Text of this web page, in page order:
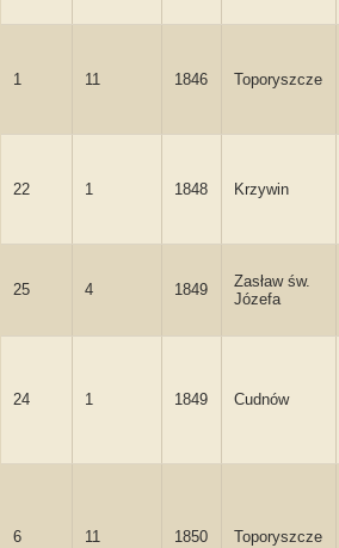
1 11 1846 Toporyszcze
22 1 1848 Krzywin
25 4 1849
Zasław św.
Józefa
24 1 1849 Cudnów
6 11 1850 Toporyszcze